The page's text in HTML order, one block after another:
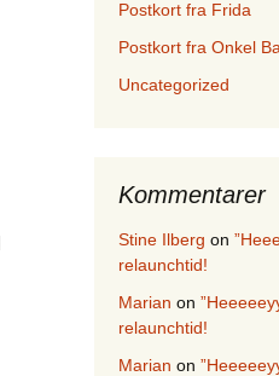
Postkort fra Frida
Postkort fra Onkel
Uncategorized
Kommentarer
Stine Ilberg on
relaunchtid!
Marian on
relaunchtid!
Marian on